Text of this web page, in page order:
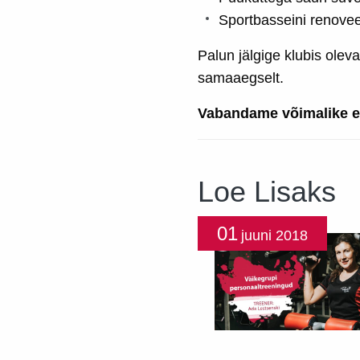
Sportbasseini
Palun jälgige klubis
samaaegselt.
Vabandame võimalike
Loe Lisaks
01 juuni 2018